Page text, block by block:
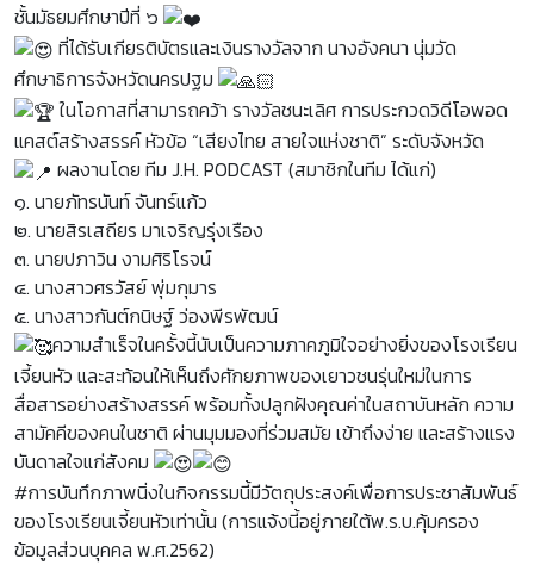
ชั้นมัธยมศึกษาปีที่ ๖
ที่ได้รับเกียรติบัตรและเงินรางวัลจาก นางอังคนา นุ่มวัด
ศึกษาธิการจังหวัดนครปฐม
ในโอกาสที่สามารถคว้า รางวัลชนะเลิศ การประกวดวิดีโอพอด
แคสต์สร้างสรรค์ หัวข้อ “เสียงไทย สายใจแห่งชาติ” ระดับจังหวัด
ผลงานโดย ทีม J.H. PODCAST (สมาชิกในทีม ได้แก่)
๑. นายภัทรนันท์ จันทร์แก้ว
๒. นายสิรเสถียร มาเจริญรุ่งเรือง
๓. นายปภาวิน งามศิริโรจน์
๔. นางสาวศรวัสย์ พุ่มกุมาร
๕. นางสาวกันต์กนิษฐ์ ว่องพีรพัฒน์
ความสำเร็จในครั้งนี้นับเป็นความภาคภูมิใจอย่างยิ่งของโรงเรียน
เจี้ยนหัว และสะท้อนให้เห็นถึงศักยภาพของเยาวชนรุ่นใหม่ในการ
สื่อสารอย่างสร้างสรรค์ พร้อมทั้งปลูกฝังคุณค่าในสถาบันหลัก ความ
สามัคคีของคนในชาติ ผ่านมุมมองที่ร่วมสมัย เข้าถึงง่าย และสร้างแรง
บันดาลใจแก่สังคม
#การบันทึกภาพนิ่งในกิจกรรมนี้มีวัตถุประสงค์เพื่อการประชาสัมพันธ์
ของโรงเรียนเจี้ยนหัวเท่านั้น (การแจ้งนี้อยู่ภายใต้พ.ร.บ.คุ้มครอง
ข้อมูลส่วนบุคคล พ.ศ.2562)